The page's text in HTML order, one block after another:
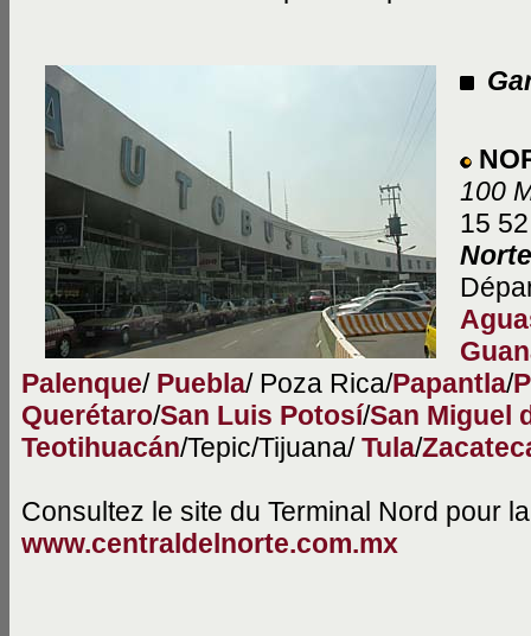
100
15
Norte
Palenque/ Puebla/ Poza Rica/Papantla/
Querétaro/San Luis Potosí/San Miguel
Teotihuacán/Tepic/Tijuana/Tula/
Consultez le site du Terminal Nord pour
www.centraldelnorte.com.mx